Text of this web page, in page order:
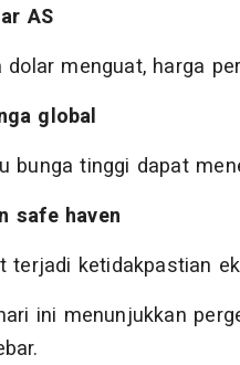
AS
dolar menguat, harga
global
bunga tinggi dapat
safe haven
terjadi ketidakpastian
ini menunjukkan